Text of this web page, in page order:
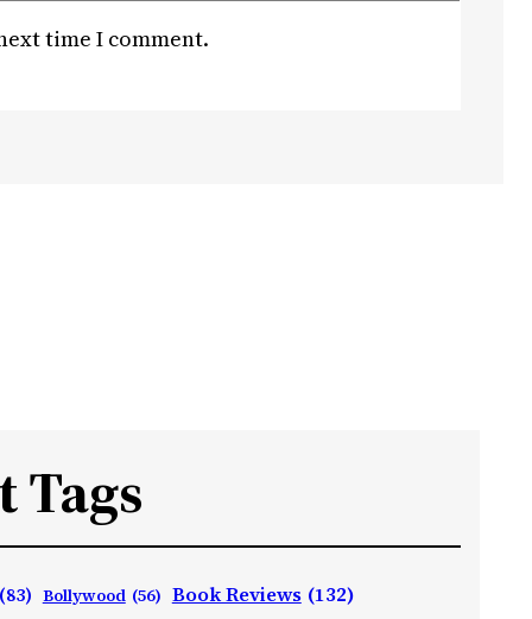
time I comment.
Tags
Bollywood (56) Book Reviews (132)